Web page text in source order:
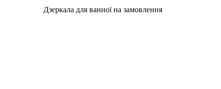
Дзеркала для ванної на замовлення